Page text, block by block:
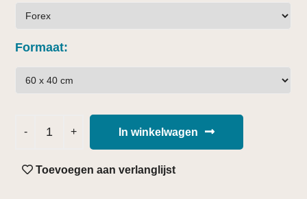
Formaat
In winkelwagen
Toevoegen aan verlanglijst